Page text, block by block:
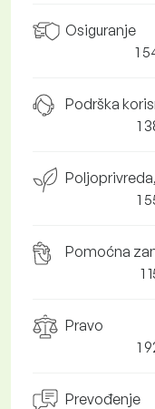
Osiguranje
1
Podrška
1
1
Pomoćna
1
Pravo
1
Prevođenje